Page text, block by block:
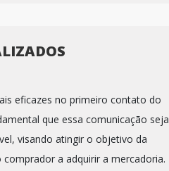
eficazes no primeiro contato do
que essa comunicação seja
visando atingir o objetivo da
a adquirir a mercadoria.